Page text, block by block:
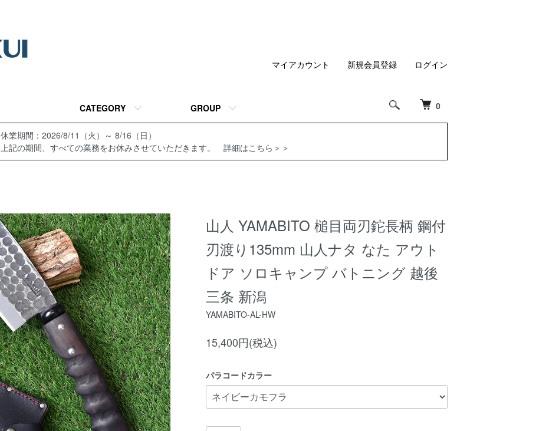
0
CATEGORY GROUP
マイアカウント 新規会員登録 ログイン
休業期間：2026/8/11（火）～ 8/16（日）
上記の期間、すべての業務をお休みさせていただきます。 詳細はこちら＞＞
山人 YAMABITO 槌目両刃鉈長柄 鋼付
刃渡り135mm 山人ナタ なた アウト
ドア ソロキャンプ バトニング 越後
三条 新潟
YAMABITO-AL-HW
15,400円(税込)
パラコードカラー